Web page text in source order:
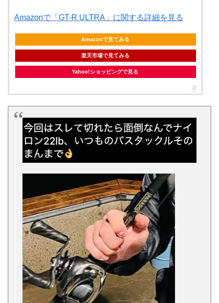
Amazonで「GT-R ULTRA」に関する詳細を見る
Amazonで見てみる
楽天市場で見てみる
Yahoo!ショッピングで見る